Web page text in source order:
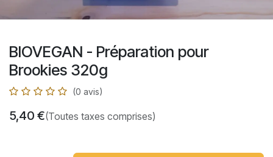
BIOVEGAN - Préparation pour
Brookies 320g
(0 avis)
5,40 €(Toutes taxes comprises)